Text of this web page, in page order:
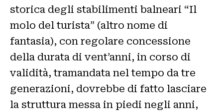
storica degli stabilimenti balneari “Il
molo del turista” (altro nome di
fantasia), con regolare concessione
della durata di vent’anni, in corso di
validità, tramandata nel tempo da tre
generazioni, dovrebbe di fatto lasciare
la struttura messa in piedi negli anni,